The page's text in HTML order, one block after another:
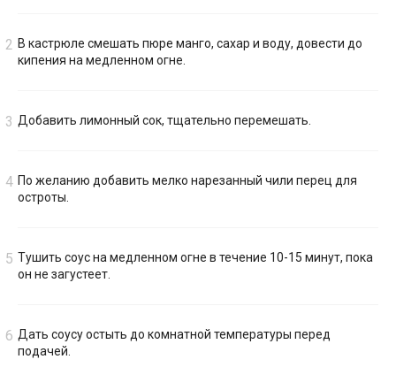
В кастрюле смешать пюре манго, сахар и воду, довести до
кипения на медленном огне.
Добавить лимонный сок, тщательно перемешать.
По желанию добавить мелко нарезанный чили перец для
остроты.
Тушить соус на медленном огне в течение 10-15 минут, пока
он не загустеет.
Дать соусу остыть до комнатной температуры перед
подачей.